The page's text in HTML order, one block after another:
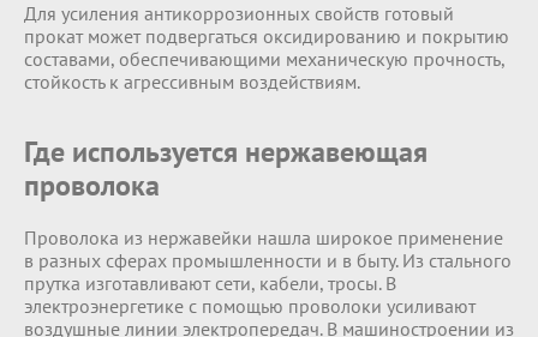
Для усиления антикоррозионных свойств готовый
прокат может подвергаться оксидированию и покрытию
составами, обеспечивающими механическую прочность,
стойкость к агрессивным воздействиям.
Где используется нержавеющая
проволока
Проволока из нержавейки нашла широкое применение
в разных сферах промышленности и в быту. Из стального
прутка изготавливают сети, кабели, тросы. В
электроэнергетике с помощью проволоки усиливают
воздушные линии электропередач. В машиностроении из